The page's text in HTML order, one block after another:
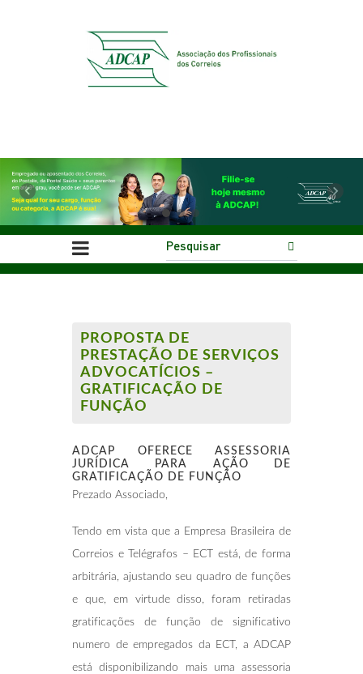
Previous Next
PROPOSTA DE
PRESTAÇÃO DE SERVIÇOS
ADVOCATÍCIOS –
GRATIFICAÇÃO DE
FUNÇÃO
ADCAP OFERECE ASSESSORIA
JURÍDICA
PARA AÇÃO DE
GRATIFICAÇÃO
DE FUNÇÃO
Prezado Associado,
Tendo em vista que a Empresa Brasileira de
Correios e Telégrafos – ECT está, de forma
arbitrária, ajustando seu quadro de funções
e que, em virtude disso, foram retiradas
gratificações de função de significativo
numero de empregados da ECT, a ADCAP
está disponibilizando mais uma assessoria